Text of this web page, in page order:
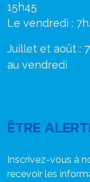
15h45
Le vendredi :
Juillet et août :
au vendredi
ÊTRE
Inscrivez-vous à
recevoir les